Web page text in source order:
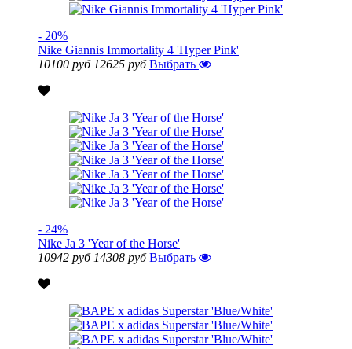
- 20%
Nike Giannis Immortality 4 'Hyper Pink'
10100 руб 12625 руб Выбрать
- 24%
Nike Ja 3 'Year of the Horse'
10942 руб 14308 руб Выбрать